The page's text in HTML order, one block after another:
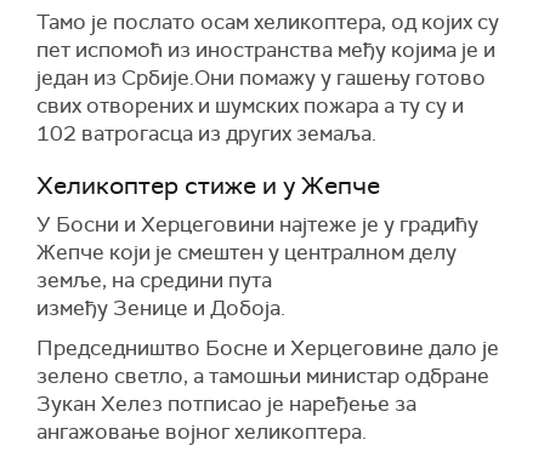
Тамо је послато осам хеликоптера, од којих су
пет испомоћ из иностранства међу којима је и
један из Србије.Они помажу у гашењу готово
свих отворених и шумских пожара а ту су и
102 ватрогасца из других земаља.
Хеликоптер стиже и у Жепче
У Босни и Херцеговини најтеже је у градићу
Жепче који је смештен у централном делу
земље, на средини пута
између Зенице и Добоја.
Председништво Босне и Херцеговине дало је
зелено светло, а тамошњи министар одбране
Зукан Хелез потписао је наређење за
ангажовање војног хеликоптера.